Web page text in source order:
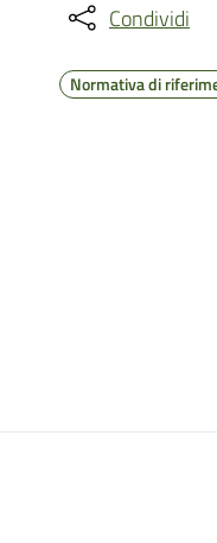
Condividi
Normativa di